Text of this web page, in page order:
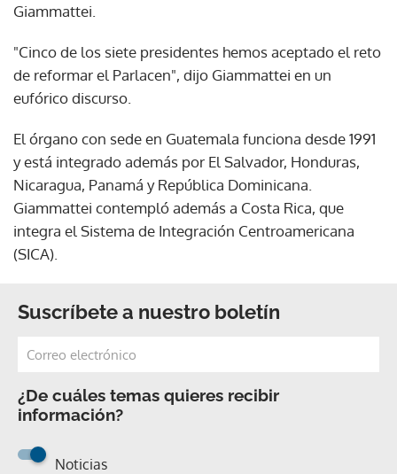
Giammattei.
"Cinco de los siete presidentes hemos aceptado el reto
de reformar el Parlacen", dijo Giammattei en un
eufórico discurso.
El órgano con sede en Guatemala funciona desde 1991
y está integrado además por El Salvador, Honduras,
Nicaragua, Panamá y República Dominicana.
Giammattei contempló además a Costa Rica, que
integra el Sistema de Integración Centroamericana
(SICA).
Suscríbete a nuestro boletín
¿De cuáles temas quieres recibir
información?
Noticias